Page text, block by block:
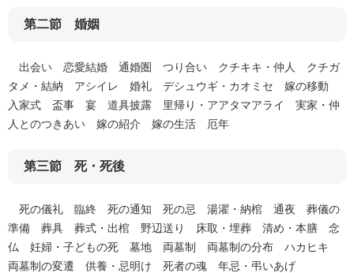
第二節 婚姻
出会い 恋愛結婚 通婚圏 つり合い クチキキ・仲人 クチガ
タメ・結納 アシイレ 婚礼 デシュウギ・カオミセ 嫁の移動
入家式 盃事 宴 道具披露 里帰り・アアタマアライ 実家・仲
人とのつきあい 嫁の紹介 嫁の生活 厄年
第三節 死・死後
死の儀礼 臨終 死の通知 死の忌 湯濯・納棺 通夜 葬儀の
準備 葬具 葬式・出棺 野辺送り 床取・埋葬 清め・本膳 念
仏 妊婦・子どもの死 墓地 両墓制 両墓制の分布 ハカヒキ
両墓制の変遷 供養・忌明け 死者の魂 年忌・弔いあげ